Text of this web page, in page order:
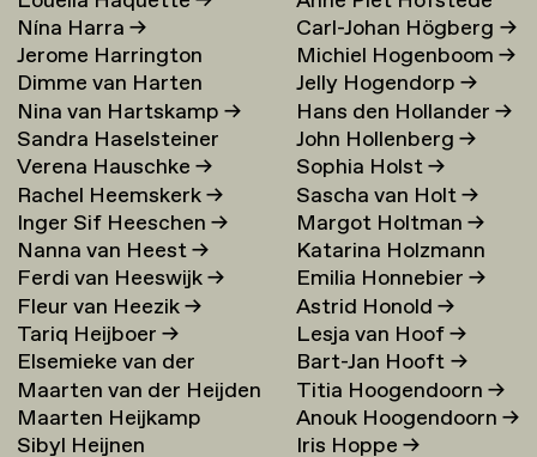
Nína Harra→
Jerome Harrington
Dimme van Harten
Nina van Hartskamp→
Sandra Haselsteiner
Verena Hauschke→
Rachel Heemskerk→
Inger Sif Heeschen→
Nanna van Heest→
Ferdi van Heeswijk→
Fleur van Heezik→
Tariq Heijboer→
Elsemieke van der
Heijden→
Maarten van der Heijden
→
Maarten Heijkamp
Sibyl Heijnen
Carl-Johan Högberg→
Michiel Hogenboom→
Jelly Hogendorp→
Hans den Hollander→
John Hollenberg→
Sophia Holst→
Sascha van Holt→
Margot Holtman→
Katarina Holzmann
Ekholm→
Emilia Honnebier→
Astrid Honold→
Lesja van Hoof→
Bart-Jan Hooft→
Titia Hoogendoorn→
Anouk Hoogendoorn→
Iris Hoppe→